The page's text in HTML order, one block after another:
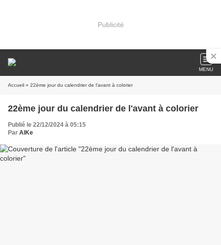
Publicité
MENU
Accueil » 22ème jour du calendrier de l'avant à colorier
22ème jour du calendrier de l'avant à colorier
Publié le 22/12/2024 à 05:15
Par AlKe